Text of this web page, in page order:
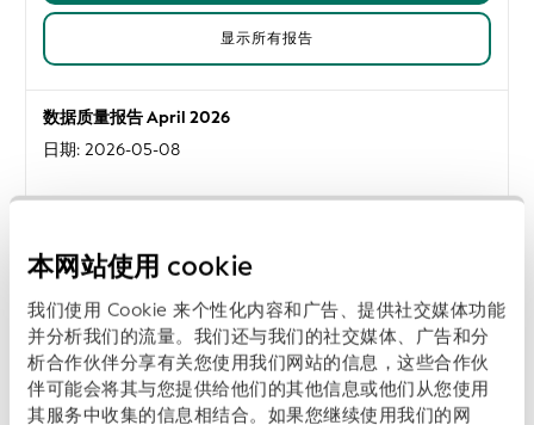
本网站使用 cookie
我们使用 Cookie 来个性化内容和广告、提供社交媒体功能
并分析我们的流量。我们还与我们的社交媒体、广告和分
析合作伙伴分享有关您使用我们网站的信息，这些合作伙
伴可能会将其与您提供给他们的其他信息或他们从您使用
其服务中收集的信息相结合。如果您继续使用我们的网
显示所有报告
数据质量报告 April 2026
日期: 2026-05-08
数据质量报告 March 2026
日期: 2026-04-09